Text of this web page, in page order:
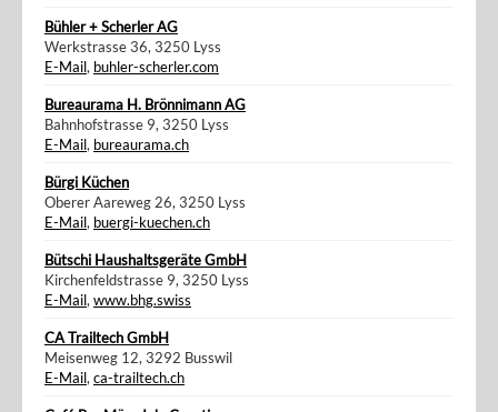
Bühler + Scherler AG
Werkstrasse 36, 3250 Lyss
E-Mail, buhler-scherler.com
Bureaurama H. Brönnimann AG
Bahnhofstrasse 9, 3250 Lyss
E-Mail, bureaurama.ch
Bürgi Küchen
Oberer Aareweg 26, 3250 Lyss
E-Mail, buergi-kuechen.ch
Bütschi Haushaltsgeräte GmbH
Kirchenfeldstrasse 9, 3250 Lyss
E-Mail, www.bhg.swiss
CA Trailtech GmbH
Meisenweg 12, 3292 Busswil
E-Mail, ca-trailtech.ch